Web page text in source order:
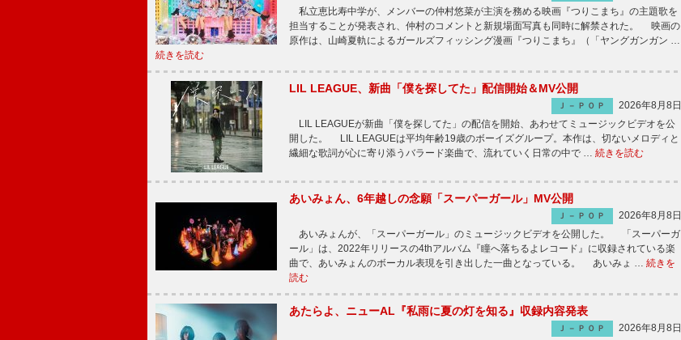
私立恵比寿中学が、メンバーの仲村悠菜が主演を務める映画『つりこまち』の主題歌を
担当することが発表され、仲村のコメントと新規場面写真も同時に解禁された。 映画の
原作は、山崎夏軌によるガールズフィッシング漫画『つりこまち』（「ヤングガンガン …
続きを読む
LIL LEAGUE、新曲「僕を探してた」配信開始＆MV公開
Ｊ－ＰＯＰ
2026年8月8日
LIL LEAGUEが新曲「僕を探してた」の配信を開始、あわせてミュージックビデオを公
開した。 LIL LEAGUEは平均年齢19歳のボーイズグループ。本作は、切ないメロディと
繊細な歌詞が心に寄り添うバラード楽曲で、流れていく日常の中で … 続きを読む
あいみょん、6年越しの念願「スーパーガール」MV公開
Ｊ－ＰＯＰ
2026年8月8日
あいみょんが、「スーパーガール」のミュージックビデオを公開した。 「スーパーガ
ール」は、2022年リリースの4thアルバム『瞳へ落ちるよレコード』に収録されている楽
曲で、あいみょんのボーカル表現を引き出した一曲となっている。 あいみょ … 続きを
読む
あたらよ、ニューAL『私雨に夏の灯を知る』収録内容発表
Ｊ－ＰＯＰ
2026年8月8日